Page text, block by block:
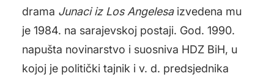
drama Junaci iz Los Angelesaizvedena mu
je 1984. na sarajevskoj postaji. God. 1990.
napušta novinarstvo i suosniva HDZ BiH, u
kojoj je politički tajnik i v. d. predsjednika